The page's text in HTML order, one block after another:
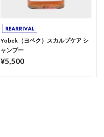
Yobek（ヨベク）スカルプケア シ
ャンプー
¥5,500